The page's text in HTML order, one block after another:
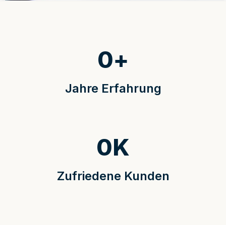
Jahre Erfahrung
0+
Zufriedene Kunden
0K